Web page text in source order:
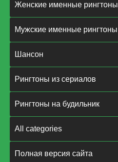
Женские именные рингтоны
Мужские именные рингтоны
Шансон
Рингтоны из сериалов
Рингтоны на будильник
All categories
Полная версия сайта